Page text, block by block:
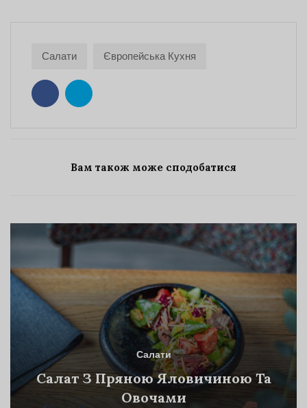
Салати Європейська Кухня
Вам також може сподобатися
Салати
Салат З Пряною Яловичиною Та
Овочами